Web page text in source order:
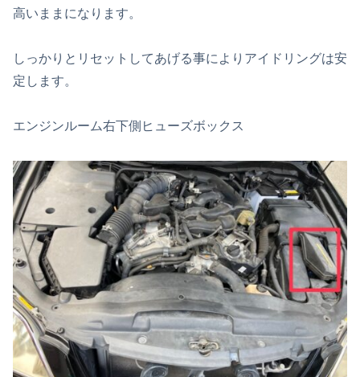
高いままになります。
しっかりとリセットしてあげる事によりアイドリングは安
定します。
エンジンルーム右下側ヒューズボックス